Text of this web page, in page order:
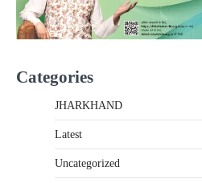
Categories
JHARKHAND
Latest
Uncategorized